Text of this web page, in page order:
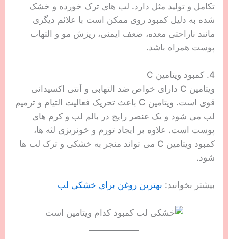
تکامل و تولید مثل دارد. لب های ترک خورده و خشک
شده به دلیل کمبود روی ممکن است با علائم دیگری
مانند ناراحتی معده، ضعف ایمنی، ریزش مو و التهاب
پوست همراه باشد.
4. کمبود ویتامین C
ویتامین C دارای خواص ضد التهابی و آنتی اکسیدانی
قوی است. ویتامین C باعث تحریک فعالیت التیام و ترمیم
لب می شود و یک عنصر رایج در بالم لب و کرم های
پوست است. علاوه بر ایجاد تورم و خونریزی لثه ها،
کمبود ویتامین C می تواند منجر به خشکی و ترک لب ها
شود.
بیشتر بخوانید: بهترین روغن برای خشکی لب